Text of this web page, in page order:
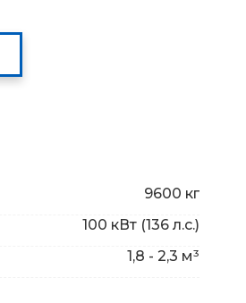
9600 кг
100 кВт (136 л.с.)
1,8 - 2,3 м³